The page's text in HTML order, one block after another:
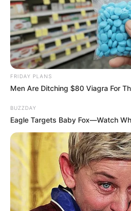
ดวงรายวัน 2 กันยายน 2565
2 ก.ย. 2022
FRIDAY PLANS
Men Are Ditching $80 Viagra For
BUZZDAY
Eagle Targets Baby Fox—Watch